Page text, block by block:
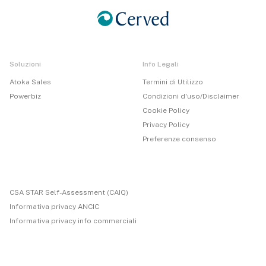
Soluzioni
Atoka Sales
Powerbiz
Info Legali
Termini di Utilizzo
Condizioni d'uso/Disclaimer
Cookie Policy
Privacy Policy
Preferenze consenso
CSA STAR Self-Assessment (CAIQ)
Informativa privacy ANCIC
Informativa privacy info commerciali